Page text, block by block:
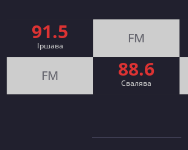
91.5
Іршава FM
FM 88.6
Cвалява